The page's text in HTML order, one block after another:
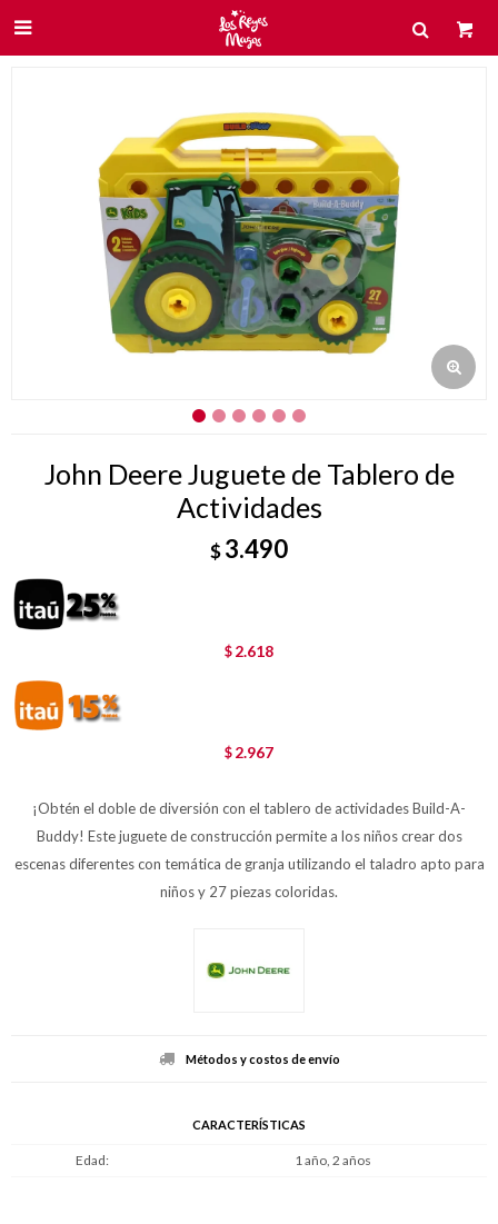

John Deere Juguete de Tablero de
Actividades
$3.490
$ 2.618
$ 2.967
¡Obtén el doble de diversión con el tablero de actividades Build-A-
Buddy! Este juguete de construcción permite a los niños crear dos
escenas diferentes con temática de granja utilizando el taladro apto para
niños y 27 piezas coloridas.
Métodos y costos de envío
CARACTERÍSTICAS
Edad 1 año, 2 años